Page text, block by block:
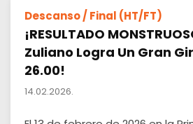
Descanso / Final (HT/FT)
¡RESULTADO
Zuliano Logra Un Gran
26.00!
14.02.2026.